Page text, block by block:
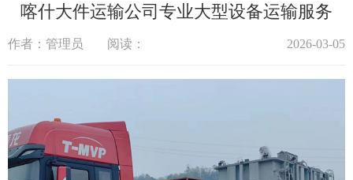
喀什大件运输公司专业大型设备运输服务
作者：管理员 阅读： 2026-03-05